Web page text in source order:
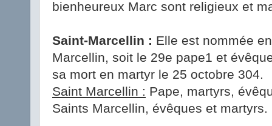
bienheureux Marc sont religieux et
Saint-Marcellin : Elle est nommée
Marcellin, soit le 29e pape1 et
sa mort en martyr le 25 octobre 304.
Saint Marcellin : Pape, martyrs,
Saints Marcellin, évêques et martyrs.